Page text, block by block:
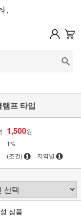
프 타입
1,500원
1%
(조건) 지역별
상품